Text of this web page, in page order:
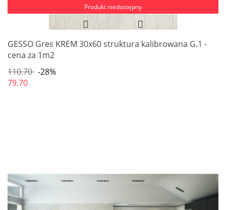
Produkt niedostępny
GESSO Gres KREM 30x60 struktura kalibrowana G.1 -
cena za 1m2
110.70 -28%
79.70